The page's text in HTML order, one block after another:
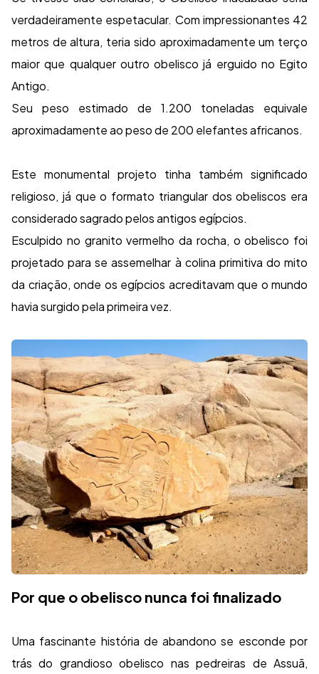
verdadeiramente espetacular. Com impressionantes 42
metros de altura, teria sido aproximadamente um terço
maior que qualquer outro obelisco já erguido no Egito
Antigo.
Seu peso estimado de 1.200 toneladas equivale
aproximadamente ao peso de 200 elefantes africanos.
Este monumental projeto tinha também significado
religioso, já que o formato triangular dos obeliscos era
considerado sagrado pelos antigos egípcios.
Esculpido no granito vermelho da rocha, o obelisco foi
projetado para se assemelhar à colina primitiva do mito
da criação, onde os egípcios acreditavam que o mundo
havia surgido pela primeira vez.
Por que o obelisco nunca foi finalizado
Uma fascinante história de abandono se esconde por
trás do grandioso obelisco nas pedreiras de Assuã,